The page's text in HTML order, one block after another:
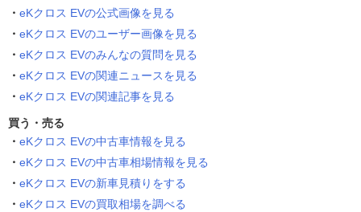
eKクロス EVの公式画像を見る
eKクロス EVのユーザー画像を見る
eKクロス EVのみんなの質問を見る
eKクロス EVの関連ニュースを見る
eKクロス EVの関連記事を見る
買う・売る
eKクロス EVの中古車情報を見る
eKクロス EVの中古車相場情報を見る
eKクロス EVの新車見積りをする
eKクロス EVの買取相場を調べる